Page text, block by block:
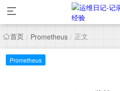
首页 / Prometheus / 正文
Prometheus